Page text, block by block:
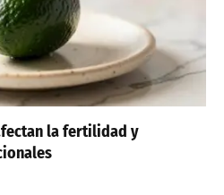
la fertilidad y